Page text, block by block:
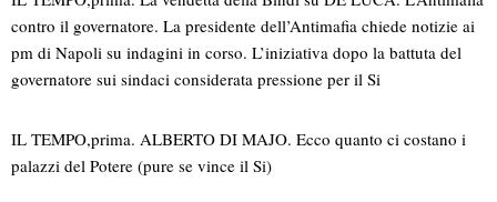
contro il governatore. La presidente dell’Antimafia chiede notizie ai
pm di Napoli su indagini in corso. L’iniziativa dopo la battuta del
governatore sui sindaci considerata pressione per il Si
IL TEMPO,prima. ALBERTO DI MAJO. Ecco quanto ci costano i
palazzi del Potere (pure se vince il Si)